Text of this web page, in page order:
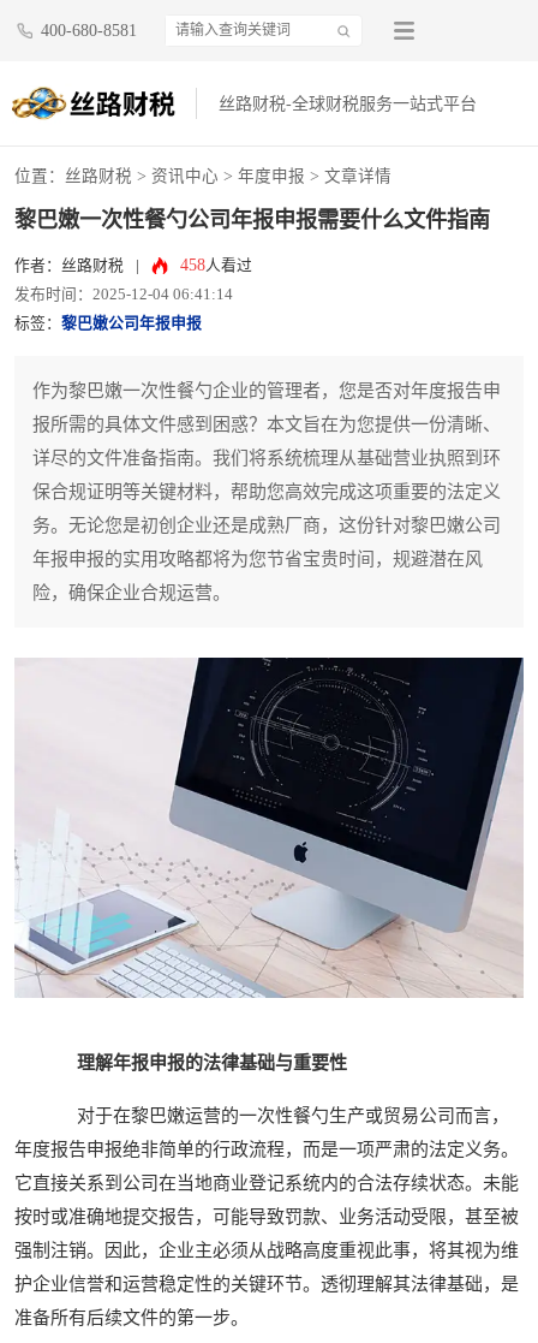
400-680-8581
丝路财税-全球财税服务一站式平台
位置： 丝路财税 > 资讯中心 > 年度申报 > 文章详情
黎巴嫩一次性餐勺公司年报申报需要什么文件指南
作者：丝路财税 458人看过
发布时间：2025-12-04 06:41:14
标签： 黎巴嫩公司年报申报
作为黎巴嫩一次性餐勺企业的管理者，您是否对年度报告申
报所需的具体文件感到困惑？本文旨在为您提供一份清晰、
详尽的文件准备指南。我们将系统梳理从基础营业执照到环
保合规证明等关键材料，帮助您高效完成这项重要的法定义
务。无论您是初创企业还是成熟厂商，这份针对黎巴嫩公司
年报申报的实用攻略都将为您节省宝贵时间，规避潜在风
险，确保企业合规运营。
理解年报申报的法律基础与重要性
对于在黎巴嫩运营的一次性餐勺生产或贸易公司而言，
年度报告申报绝非简单的行政流程，而是一项严肃的法定义务。
它直接关系到公司在当地商业登记系统内的合法存续状态。未能
按时或准确地提交报告，可能导致罚款、业务活动受限，甚至被
强制注销。因此，企业主必须从战略高度重视此事，将其视为维
护企业信誉和运营稳定性的关键环节。透彻理解其法律基础，是
准备所有后续文件的第一步。